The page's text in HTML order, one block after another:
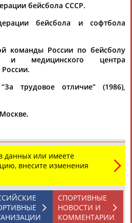
АБДУЛАЗИЗОВАБДУЛБЕКОВ
бейсбола СССР.
бейсбола и софтбола
команды России по бейсболу
и медицинского центра
трудовое отличие” (1986),
данных или имеете
внесите изменения
СПОРТИВНЫЕ
НОВОСТИ И
КОММЕНТАРИИ